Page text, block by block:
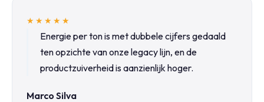
★★★★★
Energie per ton is met dubbele cijfers gedaald
ten opzichte van onze legacy lijn, en de
productzuiverheid is aanzienlijk hoger.
Marco Silva